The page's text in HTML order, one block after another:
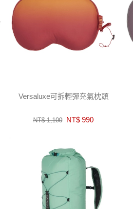
Versaluxe可拆輕彈充氣枕頭
NT$ 1,100 NT$ 990